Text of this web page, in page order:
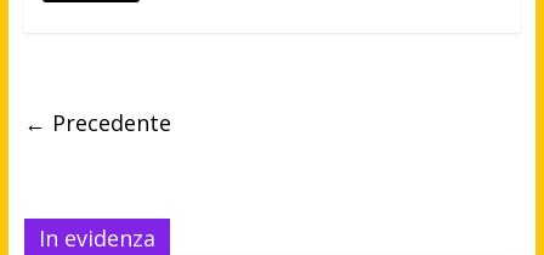
← Precedente
In evidenza